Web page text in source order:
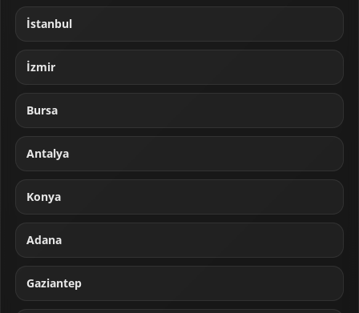
İstanbul
İzmir
Bursa
Antalya
Konya
Adana
Gaziantep